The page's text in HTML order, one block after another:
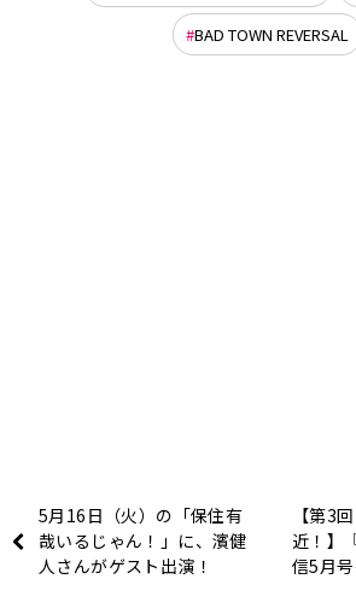
BAD TOWN REVERSAL
5月16日（火）の「保住有
哉いるじゃん！」に、濱健
人さんがゲスト出演！
【第3
近！】
信5月